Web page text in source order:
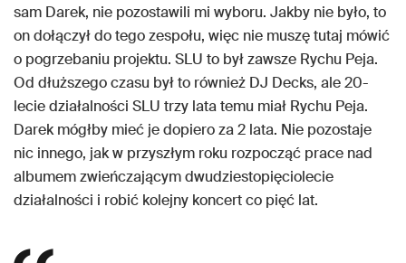
sam Darek, nie pozostawili mi wyboru. Jakby nie było, to
on dołączył do tego zespołu, więc nie muszę tutaj mówić
o pogrzebaniu projektu. SLU to był zawsze Rychu Peja.
Od dłuższego czasu był to również DJ Decks, ale 20-
lecie działalności SLU trzy lata temu miał Rychu Peja.
Darek mógłby mieć je dopiero za 2 lata. Nie pozostaje
nic innego, jak w przyszłym roku rozpocząć prace nad
albumem zwieńczającym dwudziestopięciolecie
działalności i robić kolejny koncert co pięć lat.